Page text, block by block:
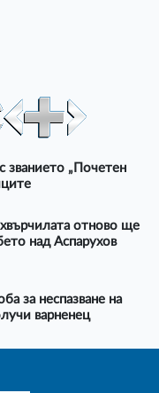
званието „Почетен
отново ще
над Аспарухов
за неспазване на
варненец